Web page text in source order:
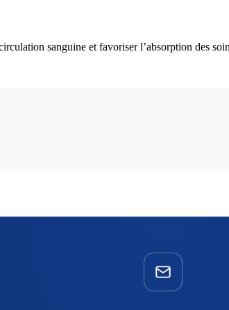
sanguine et favoriser l’absorption des